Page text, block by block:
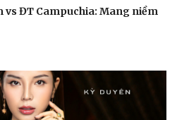
vs ĐT Campuchia: Mang niềm